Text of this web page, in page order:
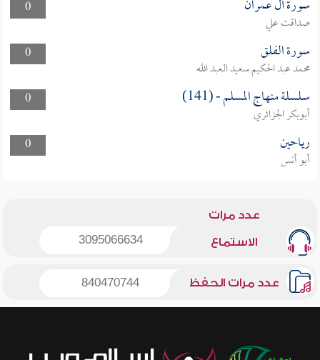
0
سورة آل عمران
صداقت علي
0
سورة الفلق
محمد عبد الحكيم سعيد العبد الله
0
سلسلة منهاج المسلم - (141)
أبوبكر الجزائري
0
رياحين
أبو أنس
عدد مرات
الاستماع 3095066634
عدد مرات الحفظ 840470744